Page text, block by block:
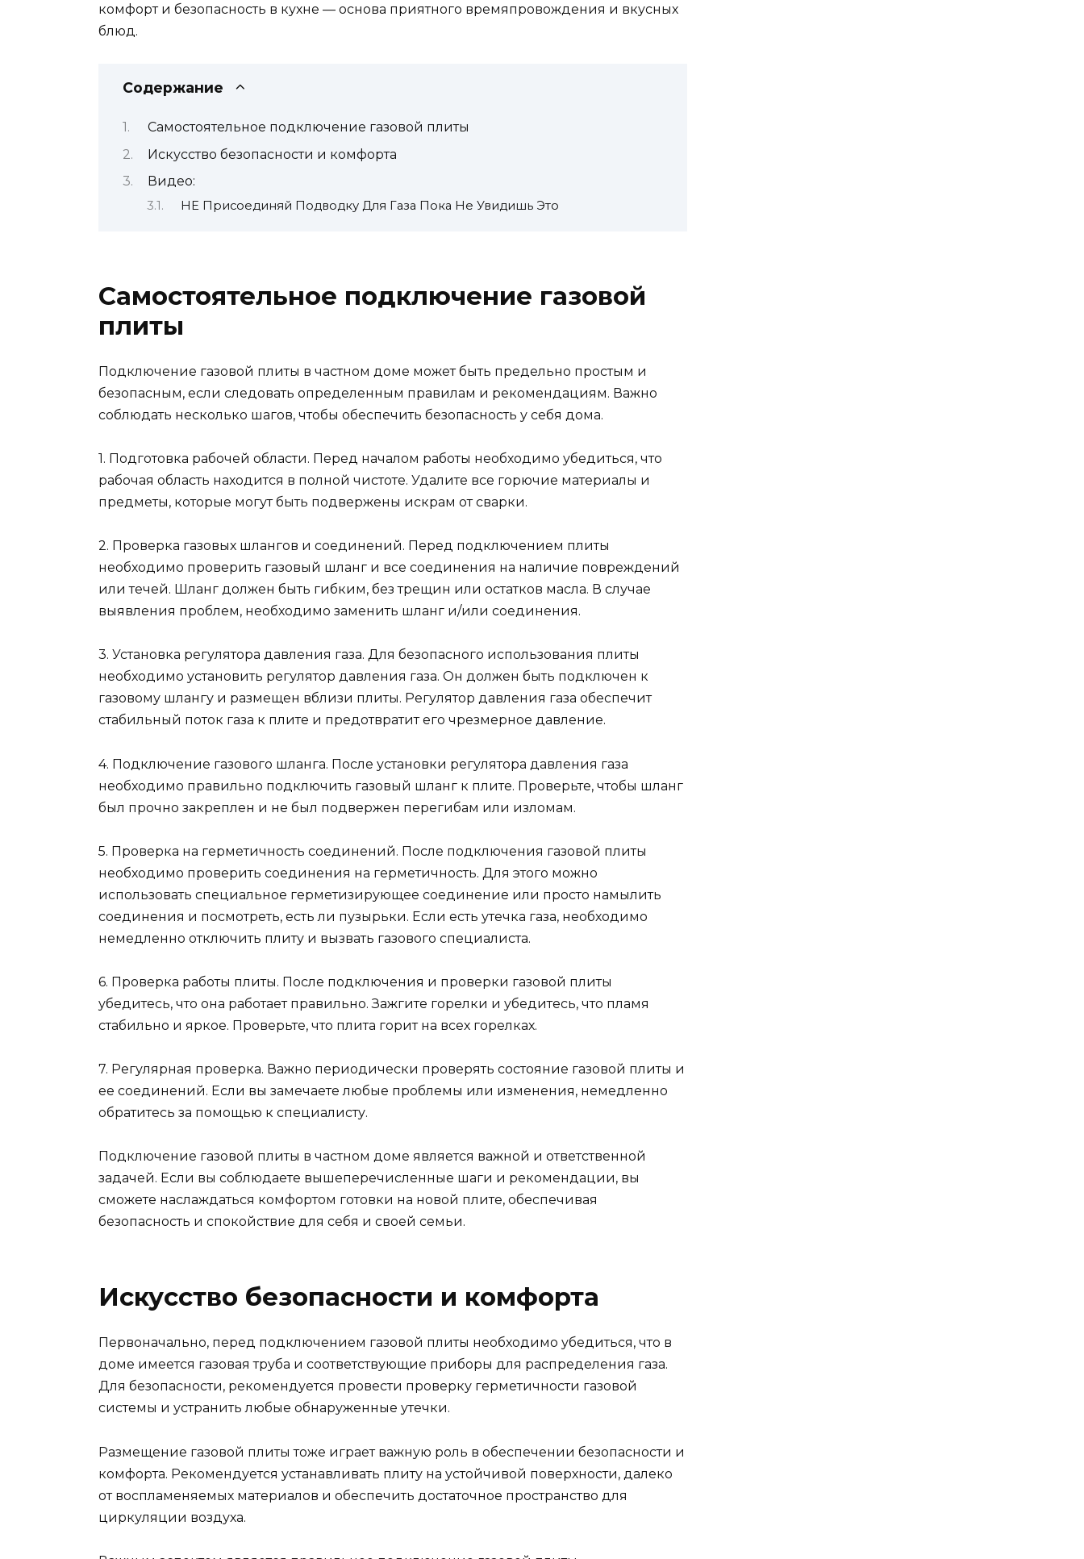
комфорт и безопасность в кухне — основа приятного времяпровождения и вкусных
блюд.
Содержание
Самостоятельное подключение газовой плиты
Искусство безопасности и комфорта
Видео:
НЕ Присоединяй Подводку Для Газа Пока Не Увидишь Это
Самостоятельное подключение газовой
плиты
Подключение газовой плиты в частном доме может быть предельно простым и
безопасным, если следовать определенным правилам и рекомендациям. Важно
соблюдать несколько шагов, чтобы обеспечить безопасность у себя дома.
1. Подготовка рабочей области. Перед началом работы необходимо убедиться, что
рабочая область находится в полной чистоте. Удалите все горючие материалы и
предметы, которые могут быть подвержены искрам от сварки.
2. Проверка газовых шлангов и соединений. Перед подключением плиты
необходимо проверить газовый шланг и все соединения на наличие повреждений
или течей. Шланг должен быть гибким, без трещин или остатков масла. В случае
выявления проблем, необходимо заменить шланг и/или соединения.
3. Установка регулятора давления газа. Для безопасного использования плиты
необходимо установить регулятор давления газа. Он должен быть подключен к
газовому шлангу и размещен вблизи плиты. Регулятор давления газа обеспечит
стабильный поток газа к плите и предотвратит его чрезмерное давление.
4. Подключение газового шланга. После установки регулятора давления газа
необходимо правильно подключить газовый шланг к плите. Проверьте, чтобы шланг
был прочно закреплен и не был подвержен перегибам или изломам.
5. Проверка на герметичность соединений. После подключения газовой плиты
необходимо проверить соединения на герметичность. Для этого можно
использовать специальное герметизирующее соединение или просто намылить
соединения и посмотреть, есть ли пузырьки. Если есть утечка газа, необходимо
немедленно отключить плиту и вызвать газового специалиста.
6. Проверка работы плиты. После подключения и проверки газовой плиты
убедитесь, что она работает правильно. Зажгите горелки и убедитесь, что пламя
стабильно и яркое. Проверьте, что плита горит на всех горелках.
7. Регулярная проверка. Важно периодически проверять состояние газовой плиты и
ее соединений. Если вы замечаете любые проблемы или изменения, немедленно
обратитесь за помощью к специалисту.
Подключение газовой плиты в частном доме является важной и ответственной
задачей. Если вы соблюдаете вышеперечисленные шаги и рекомендации, вы
сможете наслаждаться комфортом готовки на новой плите, обеспечивая
безопасность и спокойствие для себя и своей семьи.
Искусство безопасности и комфорта
Первоначально, перед подключением газовой плиты необходимо убедиться, что в
доме имеется газовая труба и соответствующие приборы для распределения газа.
Для безопасности, рекомендуется провести проверку герметичности газовой
системы и устранить любые обнаруженные утечки.
Размещение газовой плиты тоже играет важную роль в обеспечении безопасности и
комфорта. Рекомендуется устанавливать плиту на устойчивой поверхности, далеко
от воспламеняемых материалов и обеспечить достаточное пространство для
циркуляции воздуха.